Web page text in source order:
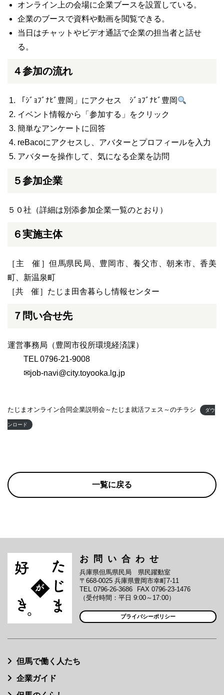
オンライン上の会場に企業ブースを設置している。
企業のブースで資料や動画を閲覧できる。
当日はチャットやビデオ通話で企業の担当者と話せ
る。
４参加の流れ
「 ｼﾞｮﾌﾞﾅﾋﾞ豊岡 」にアクセス ｼﾞｮﾌﾞﾅﾋﾞ豊岡
イベント情報から「参加する」をクリック
簡単なアンケートに回答
reBacoにアクセスし、アバターとプロフィールを入力
アバターを操作して、気になる企業を訪問
５参加企業
５０社（詳細は別添参加企業一覧のとおり）
６実施主体
［主 催］但馬県民局、豊岡市、養父市、朝来市、香美
町、新温泉町
［共 催］たじま田舎暮らし情報センター
７問い合せ先
運営事務局（豊岡市役所環境経済課）
TEL 0796-21-9008
✉job-navi@city.toyooka.lg.jp
たじまオンライン合同企業説明会～たじま就活フェス～のチラシ ダウ
ンロード
一覧に戻る
お問い合わせ
兵庫県但馬県民局 県民躍動室
〒668-0025 兵庫県豊岡市幸町7-11
TEL 0796-26-3686
FAX 0796-23-1476
（受付時間：平日 9:00～17:00）
プライバシーポリシー
但馬で働く人たち
企業ガイド